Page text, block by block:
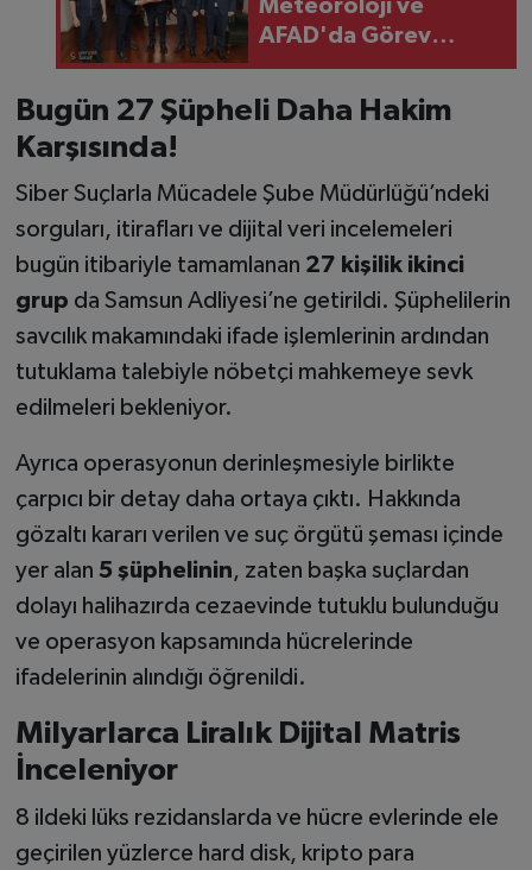
Meteoroloji ve
AFAD'da Görev
Değişikliği: Vali
Tavlı'dan Başarı
Dileği
Bugün 27 Şüpheli Daha Hakim
Karşısında!
Siber Suçlarla Mücadele Şube Müdürlüğü’ndeki
sorguları, itirafları ve dijital veri incelemeleri
bugün itibariyle tamamlanan 27 kişilik ikinci
grup da Samsun Adliyesi’ne getirildi. Şüphelilerin
savcılık makamındaki ifade işlemlerinin ardından
tutuklama talebiyle nöbetçi mahkemeye sevk
edilmeleri bekleniyor.
Ayrıca operasyonun derinleşmesiyle birlikte
çarpıcı bir detay daha ortaya çıktı. Hakkında
gözaltı kararı verilen ve suç örgütü şeması içinde
yer alan 5 şüphelinin, zaten başka suçlardan
dolayı halihazırda cezaevinde tutuklu bulunduğu
ve operasyon kapsamında hücrelerinde
ifadelerinin alındığı öğrenildi.
Milyarlarca Liralık Dijital Matris
İnceleniyor
8 ildeki lüks rezidanslarda ve hücre evlerinde ele
geçirilen yüzlerce hard disk, kripto para